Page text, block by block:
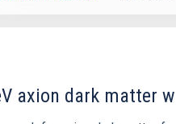
axion dark matter